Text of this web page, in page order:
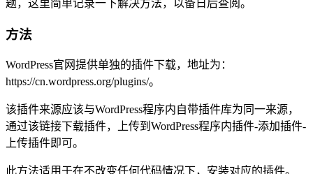
题，这里简单记录一下解决方法，以备日后查阅。
方法
WordPress官网提供单独的插件下载，地址为：
https://cn.wordpress.org/plugins/。
该插件来源应该与WordPress程序内自带插件库为同一来源，
通过该链接下载插件，上传到WordPress程序内插件-添加插件-
上传插件即可。
此方法适用于在不改变任何代码情况下，安装对应的插件。